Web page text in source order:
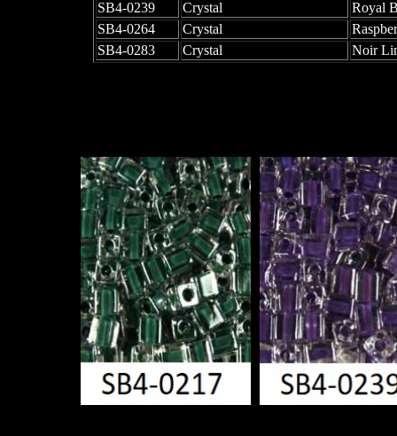
SB4-0239
Crystal
Royal
SB4-0264
Crystal
SB4-0283
Crystal Noir